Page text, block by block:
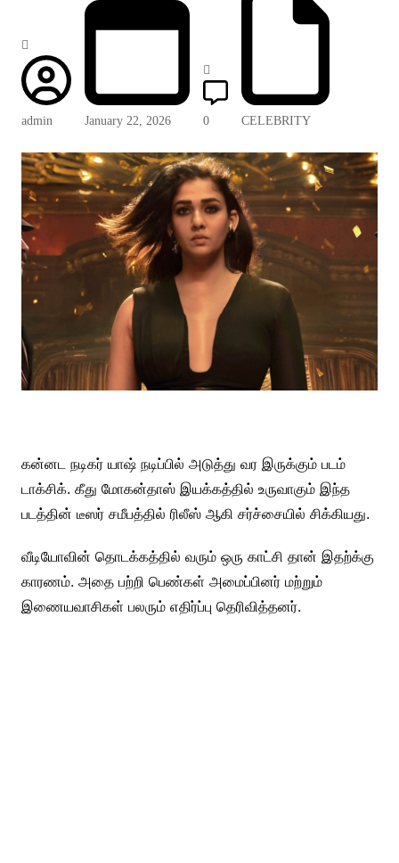
admin January 22, 2026 0 CELEBRITY
கன்னட நடிகர் யாஷ் நடிப்பில் அடுத்து வர இருக்கும் படம்
டாக்சிக். கீது மோகன்தாஸ் இயக்கத்தில் உருவாகும் இந்த
படத்தின் டீஸர் சமீபத்தில் ரிலீஸ் ஆகி சர்ச்சையில் சிக்கியது.
வீடியோவின் தொடக்கத்தில் வரும் ஒரு காட்சி தான் இதற்க்கு
காரணம். அதை பற்றி பெண்கள் அமைப்பினர் மற்றும்
இணையவாசிகள் பலரும் எதிர்ப்பு தெரிவித்தனர்.